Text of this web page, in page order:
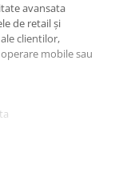
avansata
de retail și
clientilor,
mobile sau
volum mare